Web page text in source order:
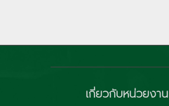
เกี่ยวกับหน่วยงาน